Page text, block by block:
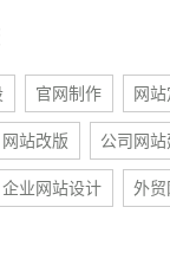
官网制作 网站
网站改版 公司网
企业网站设计 外贸
微信小程序开发